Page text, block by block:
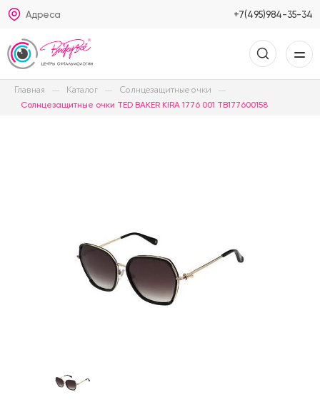
Адреса +7(495)984-35-34
Главная Каталог Солнцезащитные очки
Солнцезащитные очки TED BAKER KIRA 1776 001 TB177600158